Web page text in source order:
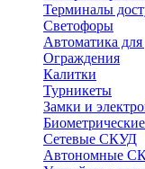
Терминалы
Светофоры
Автоматика для
Ограждения
Калитки
Турникеты
Замки и
Сетевые СКУД
Автономные